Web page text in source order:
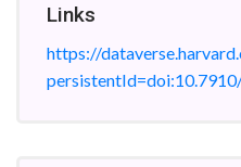
Links
https://